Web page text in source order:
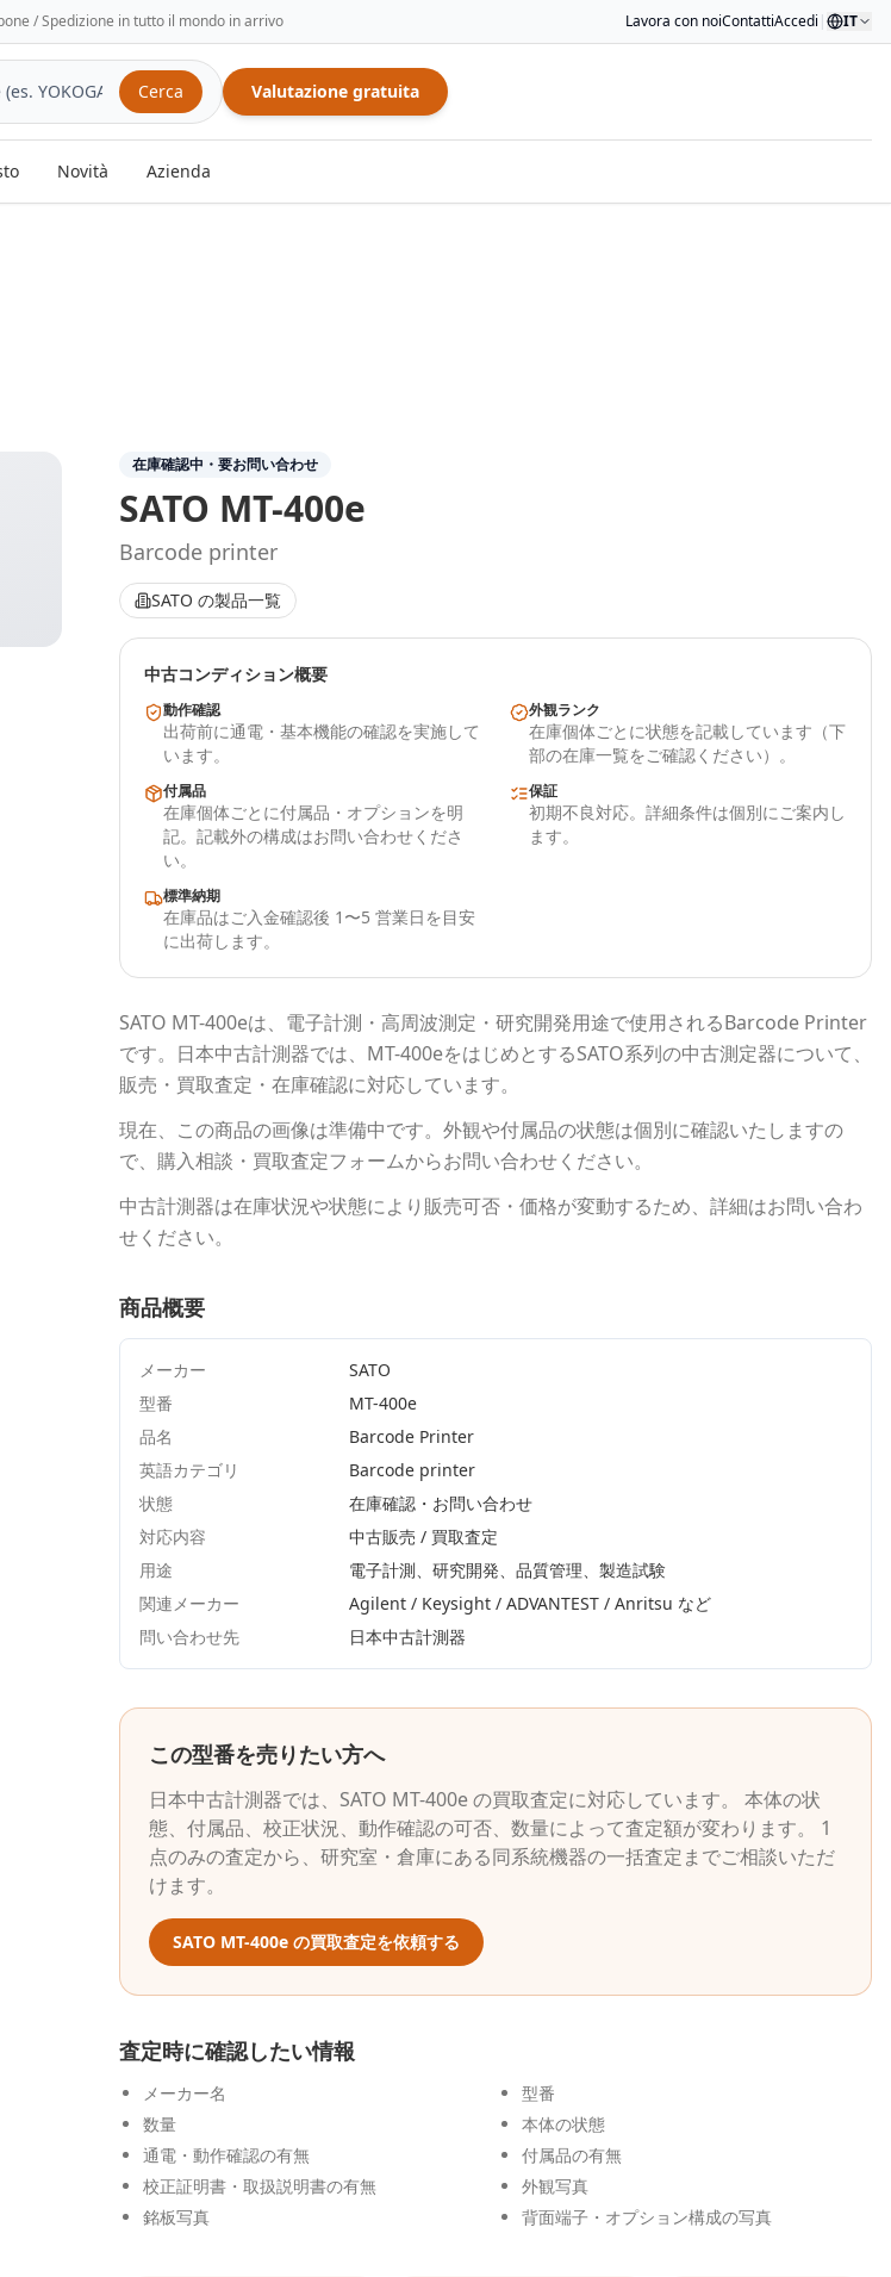
/ Spedizione in tutto il mondo in arrivo Lavora con noiContattiAccedi | IT
Cerca Valutazione gratuita
Novità Azienda
在庫確認中・要お問い合わせ
SATO MT-400e
Barcode printer
SATO の製品一覧
中古コンディション概要
動作確認
出荷前に通電・基本機能の確認を実施して
います。
外観ランク
在庫個体ごとに状態を記載しています（下
部の在庫一覧をご確認ください）。
付属品
在庫個体ごとに付属品・オプションを明
記。記載外の構成はお問い合わせくださ
い。
保証
初期不良対応。詳細条件は個別にご案内し
ます。
標準納期
在庫品はご入金確認後 1〜5 営業日を目安
に出荷します。
SATO MT-400eは、電子計測・高周波測定・研究開発用途で使用されるBarcode Printer
です。 日本中古計測器では、 MT-400eをはじめとするSATO系列の中古測定器について、
販売・買取査定・在庫確認に対応しています。
現在、この商品の画像は準備中です。外観や付属品の状態は個別に確認いたしますの
で、購入相談・買取査定フォームからお問い合わせください。
中古計測器は在庫状況や状態により販売可否・価格が変動するため、詳細はお問い合わ
せください。
商品概要
メーカー
SATO
型番
MT-400e
品名
Barcode Printer
英語カテゴリ
Barcode printer
状態
在庫確認・お問い合わせ
対応内容
中古販売 / 買取査定
用途
電子計測、研究開発、品質管理、製造試験
関連メーカー
Agilent / Keysight / ADVANTEST / Anritsu など
問い合わせ先
日本中古計測器
この型番を売りたい方へ
日本中古計測器では、 SATO MT-400eの買取査定に対応しています。 本体の状
態、付属品、校正状況、動作確認の可否、数量によって査定額が変わります。 1
点のみの査定から、研究室・倉庫にある同系統機器の一括査定までご相談いただ
けます。
SATO MT-400e の買取査定を依頼する
査定時に確認したい情報
メーカー名
型番
数量
本体の状態
通電・動作確認の有無
付属品の有無
校正証明書・取扱説明書の有無
外観写真
銘板写真
背面端子・オプション構成の写真